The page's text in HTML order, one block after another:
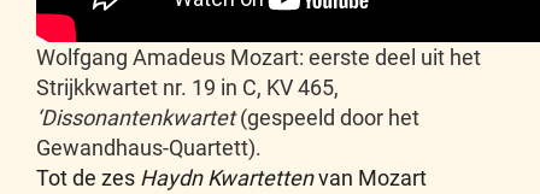
Wolfgang Amadeus Mozart: eerste deel uit het
Strijkkwartet nr. 19 in C, KV 465,
‘Dissonantenkwartet(gespeeld door het
Gewandhaus-Quartett).
Tot de zes Haydn Kwartettenvan Mozart